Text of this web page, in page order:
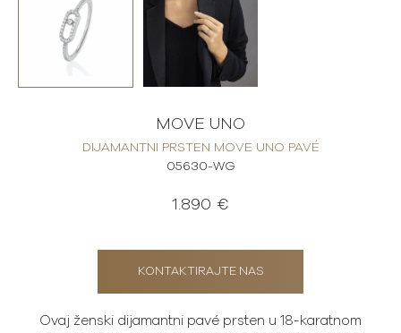
MOVE UNO
DIJAMANTNI PRSTEN MOVE UNO PAVÉ
05630-WG
1.890 €
KONTAKTIRAJTE NAS
Ovaj ženski dijamantni pavé prsten u 18-karatnom